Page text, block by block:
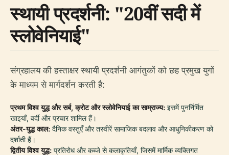
स्थायी प्रदर्शनी: "20वीं सदी में
स्लोवेनियाई"
संग्रहालय की हस्ताक्षर स्थायी प्रदर्शनी आगंतुकों को छह प्रमुख युगों
के माध्यम से मार्गदर्शन करती है:
प्रथम विश्व युद्ध और सर्ब, क्रोट और स्लोवेनियाई का साम्राज्य: इसमें पुनर्निर्मित
खाइयाँ, वर्दी और प्रचार शामिल हैं।
अंतर-युद्ध काल: दैनिक वस्तुएँ और तस्वीरें सामाजिक बदलाव और आधुनिकीकरण को
दर्शाती हैं।
द्वितीय विश्व युद्ध: प्रतिरोध और कब्जे से कलाकृतियाँ, जिसमें मार्मिक व्यक्तिगत